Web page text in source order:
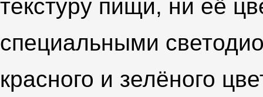
текстуру пищи, ни её
специальными
красного и зелёного